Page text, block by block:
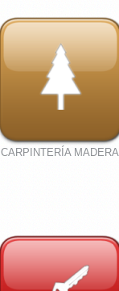
CARPINTERÍA MADERA